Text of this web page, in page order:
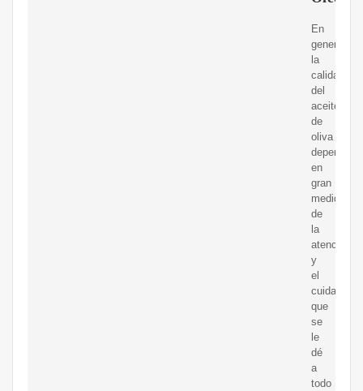
En
general,
la
calidad
del
aceite
de
oliva
depende
en
gran
medida
de
la
atención
y
el
cuidado
que
se
le
dé
a
todo